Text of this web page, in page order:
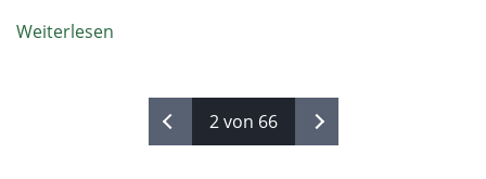
Weiterlesen
2 von 66